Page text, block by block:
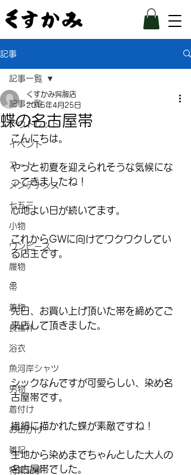
記事
記事一覧
アウトレット
イベント
コート
メンテナンス
七五三
小物
ワンピース
履物
帯
着物
長襦袢
浴衣
魚河岸シャツ
男物
着付け
お出かけ
雑記
特集記事
記事一覧
蝶の名古屋帯
くすかみ呉服店
2015年4月25日
こんにちは。
やっと初夏を迎えられそうな気候にな
ってきましたね！
心地よい日が続いてます。
これからGWに向けてワクワクしてい
る店主です。
−
先日、お買い上げ頂いた帯を締めてご
来店して頂きました。
シックなんですが可愛らしい、染め名
古屋帯です。
繊細に描かれた蝶が素敵ですね！
生地から染めまでちゃんとした大人の
名古屋帯でした。